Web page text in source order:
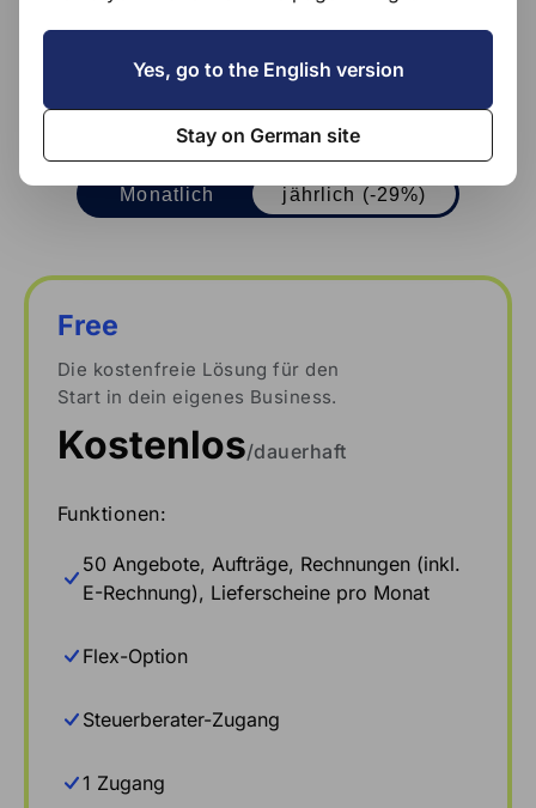
Monatlich jährlich (-29%)
Free
Die kostenfreie Lösung für den
Start in dein eigenes Business.
Kostenlos/dauerhaft
Funktionen:
50 Angebote, Aufträge, Rechnungen (inkl.
E-Rechnung), Lieferscheine pro Monat
Flex-Option
Steuerberater-Zugang
1 Zugang
Yes, go to the English version
Stay on German site